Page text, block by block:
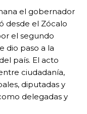
el gobernador
desde el Zócalo
el segundo
dio paso a la
país. El acto
ciudadanía,
diputadas y
delegadas y